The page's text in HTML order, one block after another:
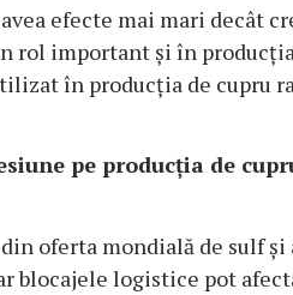
efecte mai mari decât
rol important și în
în producția de cupru
pe producția de
oferta mondială de sulf
blocajele logistice pot